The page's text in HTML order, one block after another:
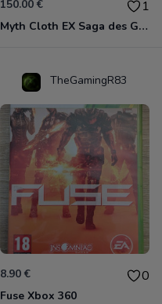
150.00 € 1
Myth Cloth EX Saga des Gémeaux
TheGamingR83
8.90 € 0
Fuse Xbox 360